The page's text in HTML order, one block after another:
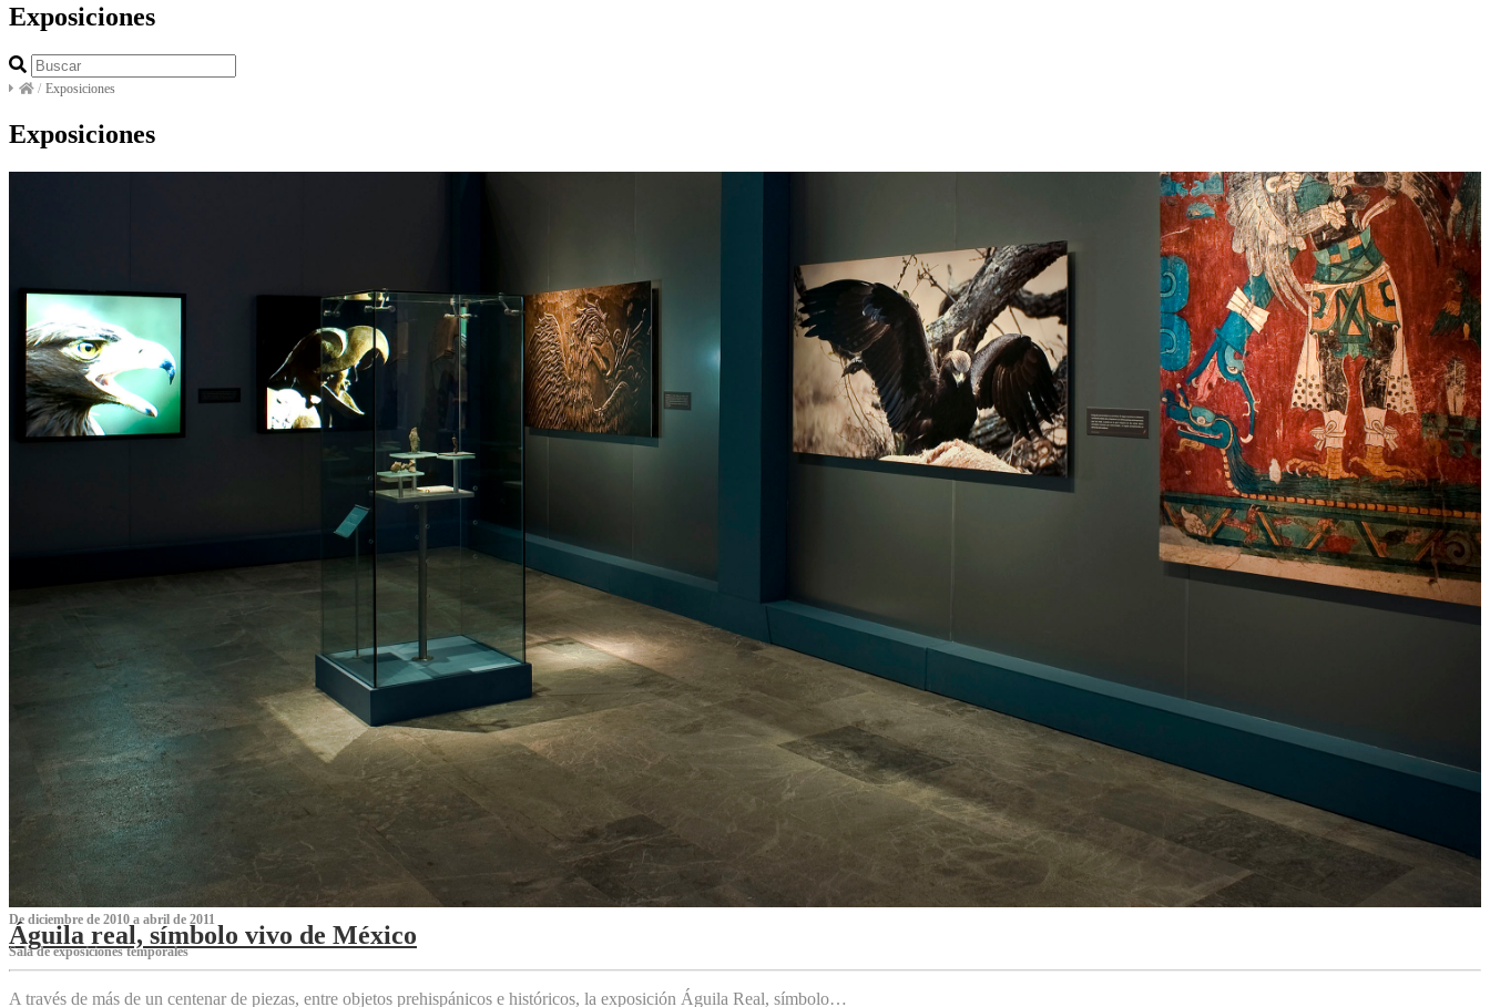
Exposiciones
/ Exposiciones
Exposiciones
De diciembre de 2010 a abril de 2011
Águila real, símbolo vivo de México
Sala de exposiciones temporales
A través de más de un centenar de piezas, entre objetos prehispánicos e históricos, la exposición Águila Real, símbolo…